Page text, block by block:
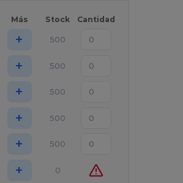
Más Stock Cantidad
+ 500
+ 500
+ 500
+ 500
+ 500
+ 0